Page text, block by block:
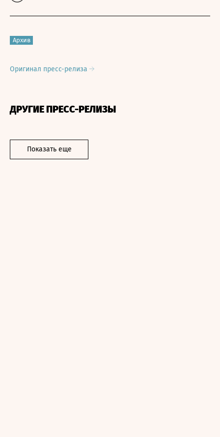
Архив
Оригинал пресс-релиза
ДРУГИЕ ПРЕСС-РЕЛИЗЫ
Показать еще